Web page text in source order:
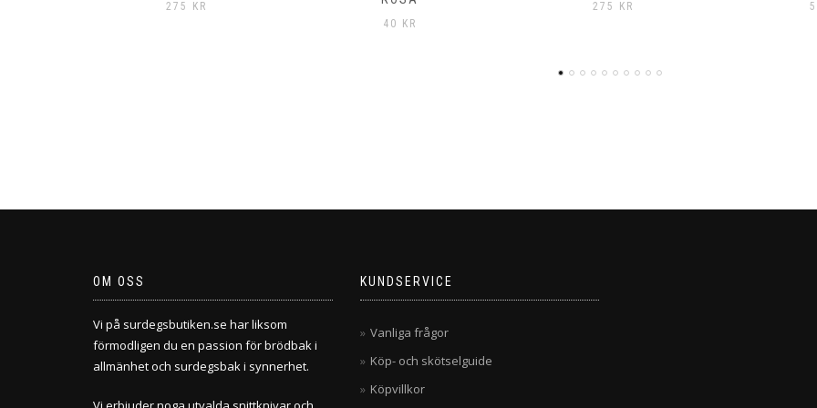
275KR 55 KR
OM OSS
Vi på surdegsbutiken.se har liksom
förmodligen du en passion för brödbak i
allmänhet och surdegsbak i synnerhet.
KUNDSERVICE
Vanliga frågor
Köp- och skötselguide
Köpvillkor